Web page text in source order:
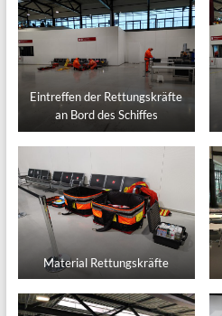
Eintreffen der Rettungskräfte
an Bord des Schiffes
Material Rettungskräfte